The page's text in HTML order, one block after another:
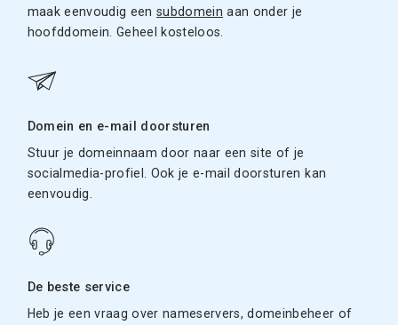
maak eenvoudig eensubdomein aan onder je
hoofddomein. Geheel kosteloos.
Domein en e-mail doorsturen
Stuur je domeinnaam door naar een site of je
socialmedia-profiel. Ook je e-mail doorsturen kan
eenvoudig.
De beste service
Heb je een vraag over nameservers, domeinbeheer of